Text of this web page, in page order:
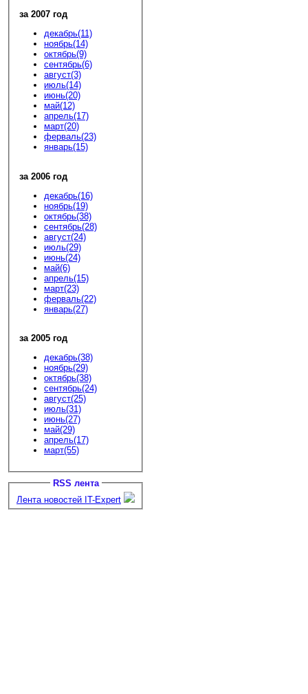
за 2007 год
декабрь(11)
ноябрь(14)
октябрь(9)
сентябрь(6)
август(3)
июль(14)
июнь(20)
май(12)
апрель(17)
март(20)
ферваль(23)
январь(15)
за 2006 год
декабрь(16)
ноябрь(19)
октябрь(38)
сентябрь(28)
август(24)
июль(29)
июнь(24)
май(6)
апрель(15)
март(23)
ферваль(22)
январь(27)
за 2005 год
декабрь(38)
ноябрь(29)
октябрь(38)
сентябрь(24)
август(25)
июль(31)
июнь(27)
май(29)
апрель(17)
март(55)
RSS лента
Лента новостей IT-Expert